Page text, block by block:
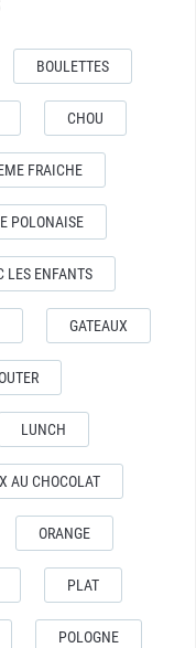
BOULETTES
CHOU
FRAICHE
POLONAISE
LES ENFANTS
GATEAUX
LUNCH
AU CHOCOLAT
ORANGE
PLAT
POLOGNE